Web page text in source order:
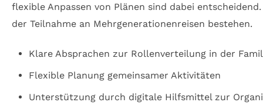
flexible Anpassen von Plänen sind dabei
der Teilnahme an Mehrgenerationenreisen bestehen.
Klare Absprachen zur Rollenverteilung in der
Flexible Planung gemeinsamer Aktivitäten
Unterstützung durch digitale Hilfsmittel zur